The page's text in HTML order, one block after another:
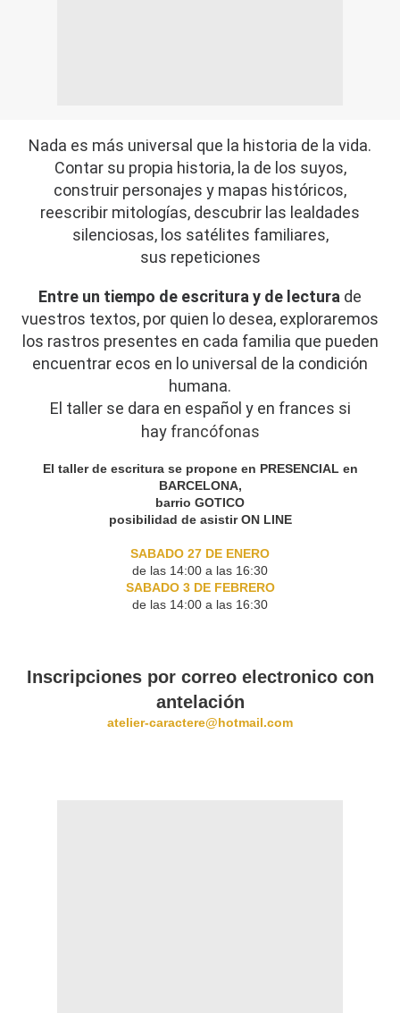
Nada es más universal que la historia de la vida.
Contar su propia historia, la de los suyos,
construir personajes y mapas históricos,
reescribir mitologías, descubrir las lealdades
silenciosas, los satélites familiares,
sus repeticiones
Entre un tiempo de escritura y de lectura de
vuestros textos, por quien lo desea, exploraremos
los rastros presentes en cada familia que pueden
encuentrar ecos en lo universal de la condición
humana.
El taller se dara en español y en frances si
hay francófonas
El taller de escritura se propone en PRESENCIAL en
BARCELONA,
barrio GOTICO
posibilidad de asistir ON LINE
SABADO 27 DE ENERO
de las 14:00 a las 16:30
SABADO 3 DE FEBRERO
de las 14:00 a las 16:30
Inscripciones por correo electronico con
antelación
atelier-caractere@hotmail.com